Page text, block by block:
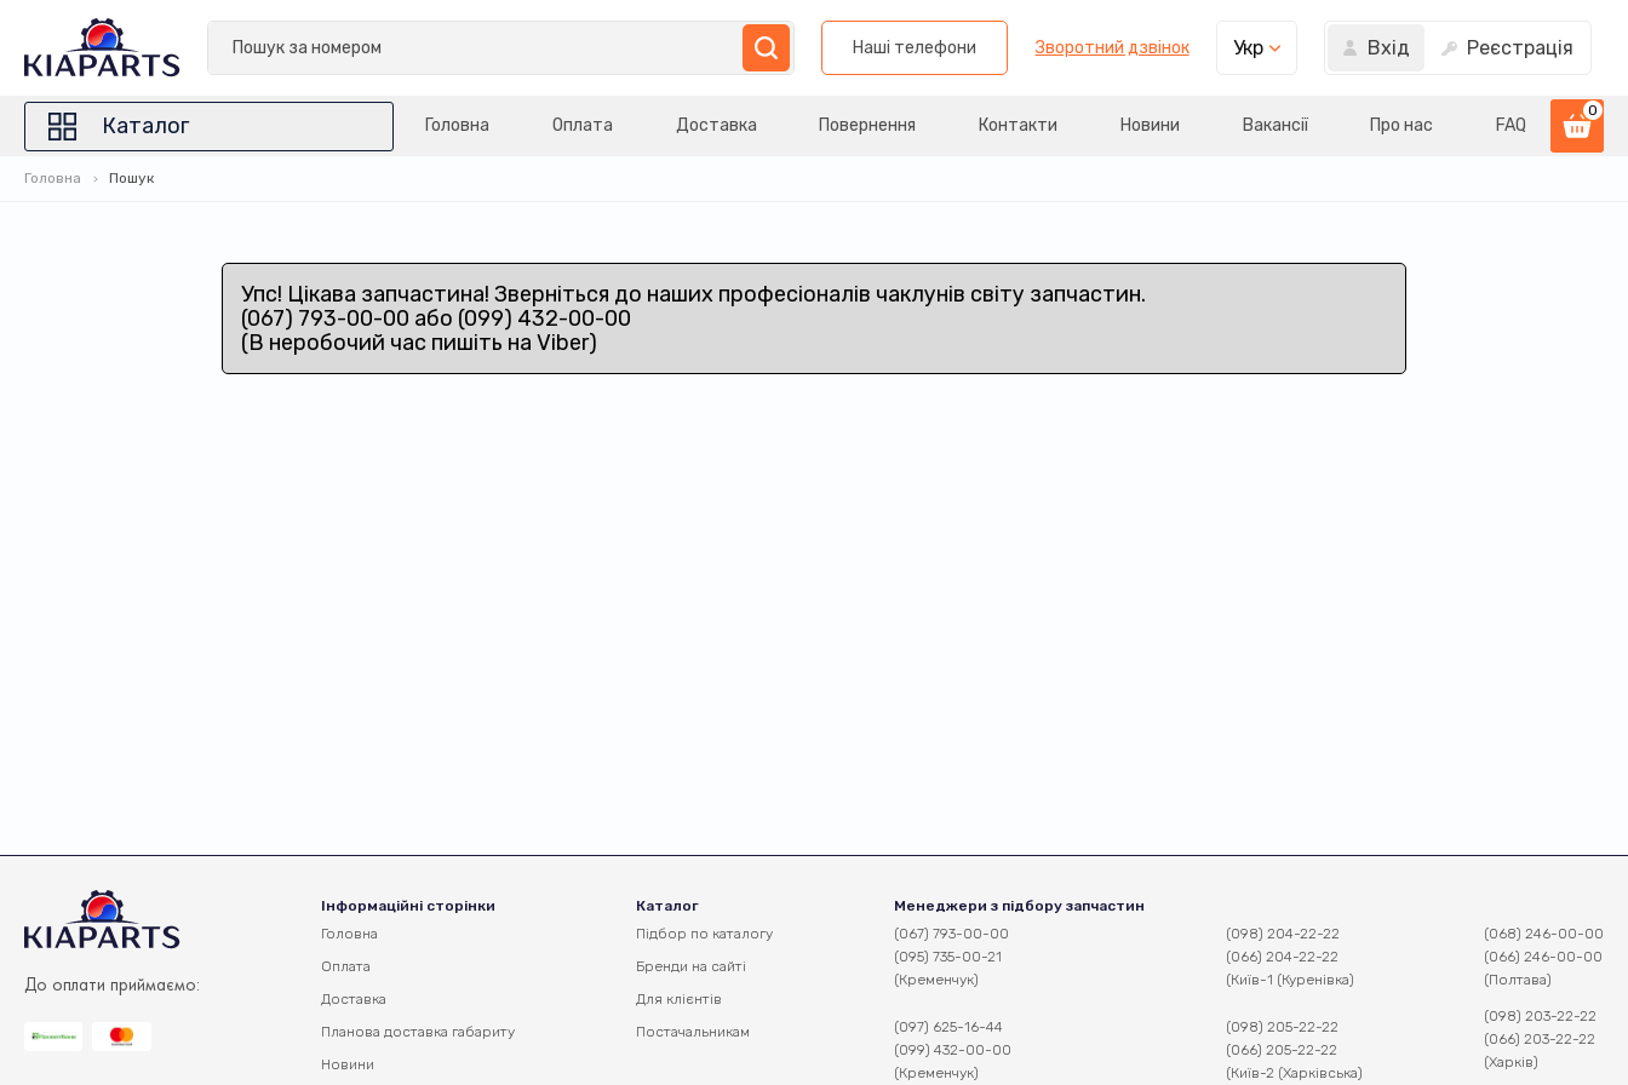
Наші телефони Зворотний дзвінок Укр Вхід Реєстрація
Каталог Головна Оплата Доставка Повернення Контакти Новини Вакансії Про нас FAQ
0
Головна Пошук
Упс! Цікава запчастина! Зверніться до наших професіоналів чаклунів світу запчастин.
(067) 793-00-00 або (099) 432-00-00
(В неробочий час пишіть на Viber)
До оплати приймаємо:
Інформаційні сторінки
Головна
Оплата
Доставка
Планова доставка габариту
Новини
Каталог
Підбор по каталогу
Бренди на сайті
Для клієнтів
Постачальникам
Менеджери з підбору запчастин
(067) 793-00-00
(095) 735-00-21
(Кременчук)
(097) 625-16-44
(099) 432-00-00
(Кременчук)
(098) 204-22-22
(066) 204-22-22
(Київ-1 (Куренівка)
(098) 205-22-22
(066) 205-22-22
(Київ-2 (Харківська)
(068) 246-00-00
(066) 246-00-00
(Полтава)
(098) 203-22-22
(066) 203-22-22
(Харків)